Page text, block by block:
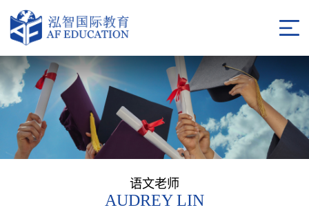
语文老师
AUDREY LIN